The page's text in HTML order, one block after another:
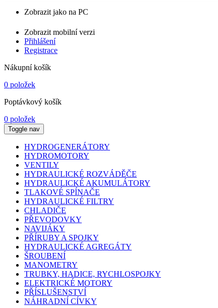
Zobrazit jako na PC
Zobrazit mobilní verzi
Přihlášení
Registrace
Nákupní košík
0 položek
Poptávkový košík
0 položek
Toggle nav
HYDROGENERÁTORY
HYDROMOTORY
VENTILY
HYDRAULICKÉ ROZVÁDĚČE
HYDRAULICKÉ AKUMULÁTORY
TLAKOVÉ SPÍNAČE
HYDRAULICKÉ FILTRY
CHLADIČE
PŘEVODOVKY
NAVIJÁKY
PŘÍRUBY A SPOJKY
HYDRAULICKÉ AGREGÁTY
ŠROUBENÍ
MANOMETRY
TRUBKY, HADICE, RYCHLOSPOJKY
ELEKTRICKÉ MOTORY
PŘÍSLUŠENSTVÍ
NÁHRADNÍ CÍVKY